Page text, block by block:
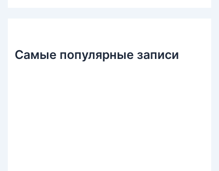
Самые популярные записи